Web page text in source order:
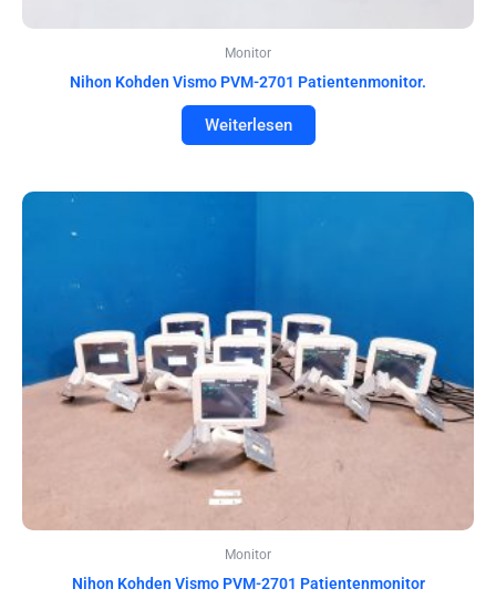
Monitor
Nihon Kohden Vismo PVM-2701 Patientenmonitor.
Weiterlesen
Monitor
Nihon Kohden Vismo PVM-2701 Patientenmonitor